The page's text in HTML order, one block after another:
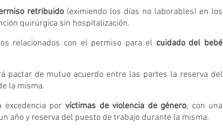
retribuido (eximiendo los días no laborables) en los
quirúrgica sin hospitalización.
relacionados con el permiso para el cuidado del bebé
pactar de mutuo acuerdo entre las partes la reserva del
la misma.
excedencia por víctimas de violencia de género, con una
año y reserva del puesto de trabajo durante la misma.